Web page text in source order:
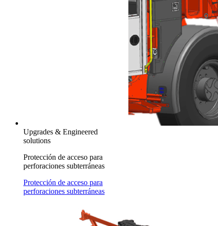
Upgrades & Engineered
solutions
Protección de acceso para
perforaciones subterráneas
Protección de acceso para
perforaciones subterráneas